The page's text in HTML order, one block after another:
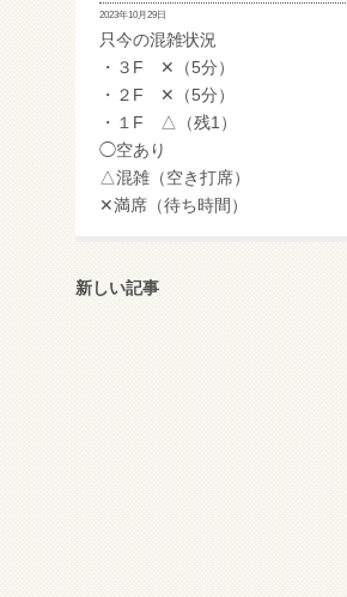
2023年10月29日
只今の混雑状況
・３F ✕（5分）
・２F ✕（5分）
・１F △（残1）
◯空あり
△混雑（空き打席）
✕満席（待ち時間）
新しい記事